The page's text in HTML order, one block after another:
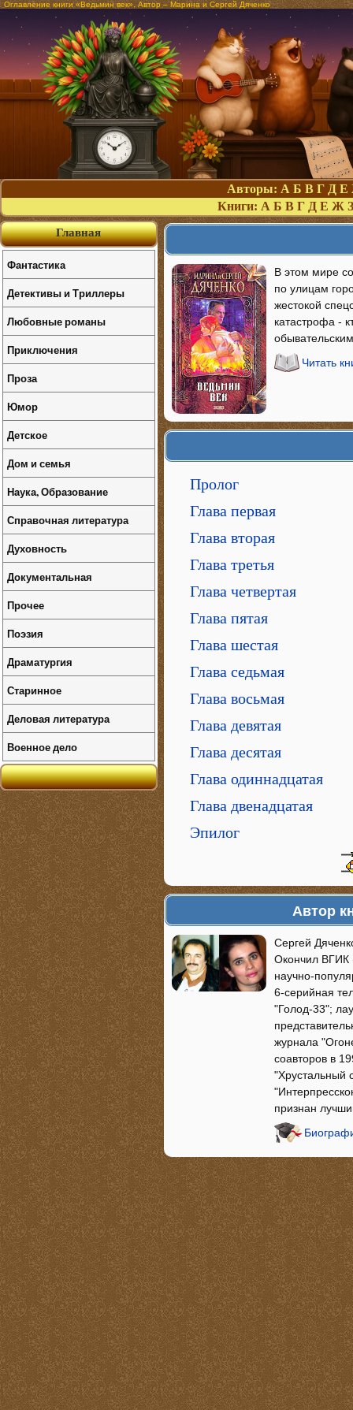
Оглавление книги «Ведьмин век». Автор – Марина и Сергей Дяченко
Авторы: А Б В Г Д Е
Книги: А Б В Г Д Е Ж З
В этом мире
по улицам
жестокой
катастрофа -
Читать
Пролог
Глава первая
Глава вторая
Глава третья
Глава четвертая
Глава пятая
Глава шестая
Глава седьмая
Глава восьмая
Глава девятая
Глава десятая
Глава одиннадцатая
Глава двенадцатая
Эпилог
Автор
Сергей
Окончил ВГИК
научно-
6-серийная
"Голод-33";
журнала
соавторов в
"Хрустальный
признан
Главная
Фантастика
Детективы и Триллеры
Любовные романы
Приключения
Проза
Юмор
Детское
Дом и семья
Наука, Образование
Справочная литература
Духовность
Документальная
Прочее
Поэзия
Драматургия
Старинное
Деловая литература
Военное дело